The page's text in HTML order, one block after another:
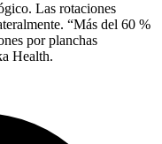
Las rotaciones
“Más del 60 %
por planchas
Health.